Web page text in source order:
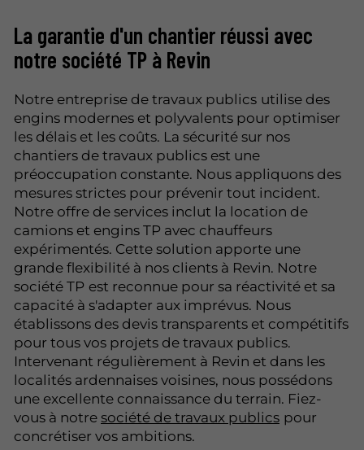
La garantie d'un chantier réussi avec
notre société TP à Revin
Notre entreprise de travaux publics utilise des
engins modernes et polyvalents pour optimiser
les délais et les coûts. La sécurité sur nos
chantiers de travaux publics est une
préoccupation constante. Nous appliquons des
mesures strictes pour prévenir tout incident.
Notre offre de services inclut la location de
camions et engins TP avec chauffeurs
expérimentés. Cette solution apporte une
grande flexibilité à nos clients à Revin. Notre
société TP est reconnue pour sa réactivité et sa
capacité à s'adapter aux imprévus. Nous
établissons des devis transparents et compétitifs
pour tous vos projets de travaux publics.
Intervenant régulièrement à Revin et dans les
localités ardennaises voisines, nous possédons
une excellente connaissance du terrain. Fiez-
vous à notre société de travaux publics pour
concrétiser vos ambitions.